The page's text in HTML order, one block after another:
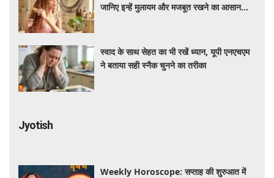
जानिए इन्हें मुलायम और मजबूत रखने का आसान
स्वाद के साथ सेहत का भी रखें ध्यान, यूपी एनएचएम
ने बताया सही स्नैक चुनने का तरीका
Jyotish
Weekly Horoscope: सप्ताह की शुरुआत में